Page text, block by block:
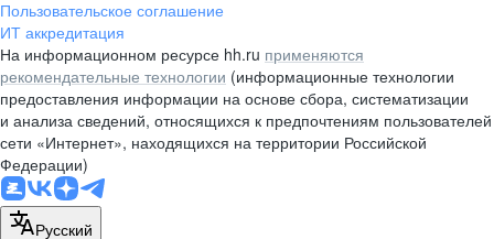
Пользовательское соглашение
ИТ аккредитация
На информационном ресурсе hh.ru применяются
рекомендательные технологии (информационные технологии
предоставления информации на основе сбора, систематизации
и анализа сведений, относящихся к предпочтениям пользователей
сети «Интернет», находящихся на территории Российской
Федерации)
Русский